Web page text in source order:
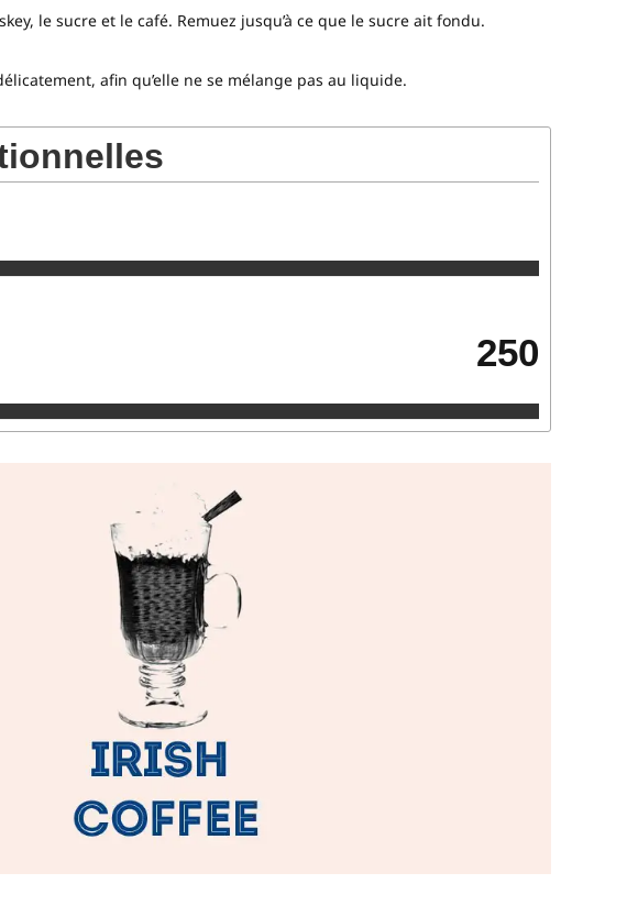
le sucre et le café. Remuez jusqu’à ce que le sucre ait fondu.
afin qu’elle ne se mélange pas au liquide.
250